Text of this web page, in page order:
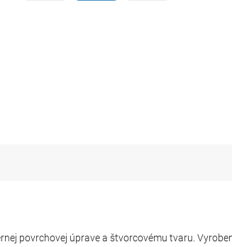
povrchovej úprave a štvorcovému tvaru.